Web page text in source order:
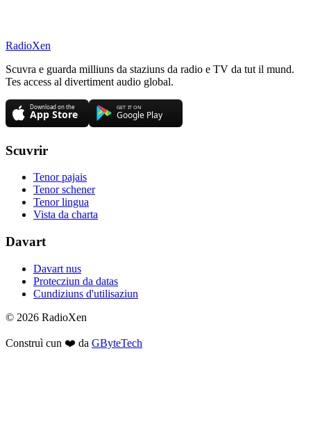
RadioXen
Scuvra e guarda milliuns da staziuns da radio e TV da tut il mund.
Tes access al divertiment audio global.
Scuvrir
Tenor pajais
Tenor schener
Tenor lingua
Vista da charta
Davart
Davart nus
Protecziun da datas
Cundiziuns d'utilisaziun
© 2026 RadioXen
Construì cun ❤️ da GByteTech